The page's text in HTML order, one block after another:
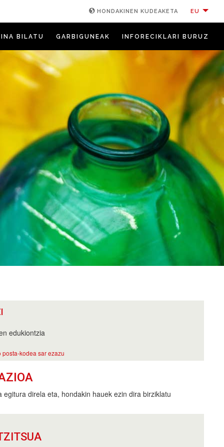
HONDAKINEN KUDEAKETA EU
BILATU GARBIGUNEAK INFORECIKLARI BURUZ
edukiontzia
kodea sar ezazu
egitura direla eta, hondakin hauek ezin dira birziklatu